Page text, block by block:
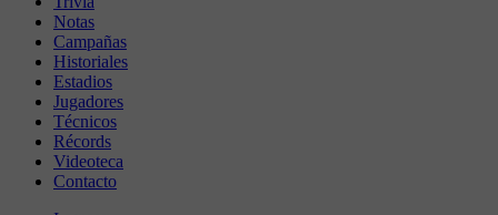
Notas
Campañas
Historiales
Estadios
Jugadores
Técnicos
Récords
Videoteca
Contacto